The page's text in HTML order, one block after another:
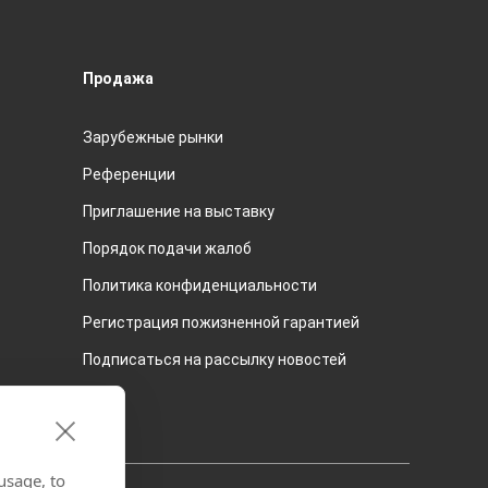
Продажа
Зарубежные рынки
Pеференции
Приглашение на выставку
Порядок подачи жалоб
Политика конфиденциальности
Регистрация пожизненной гарантией
Подписаться на рассылку новостей
to